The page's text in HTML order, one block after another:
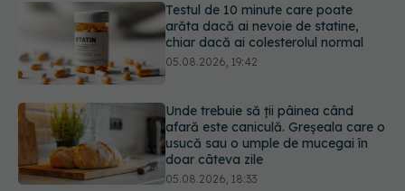
Unde trebuie să ții pâinea când
afară este caniculă. Greșeala care o
usucă sau o umple de mucegai în
doar câteva zile
Primele 5 semne ale bolii Parkinson
pe care 80% dintre oameni le
ignoră. Nu e vorba doar despre
tremor
05.08.2026, 17:31